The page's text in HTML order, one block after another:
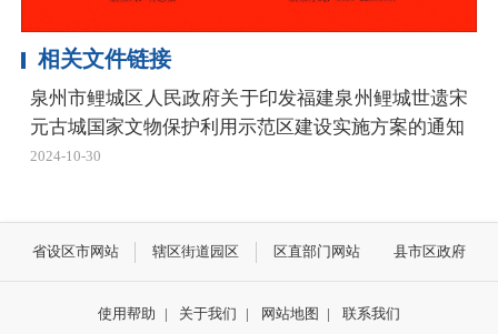
相关文件链接
泉州市鲤城区人民政府关于印发福建泉州鲤城世遗宋
元古城国家文物保护利用示范区建设实施方案的通知
2024-10-30
省设区市网站 辖区街道园区 区直部门网站 县市区政府
使用帮助 | 关于我们 | 网站地图 |
联系我们